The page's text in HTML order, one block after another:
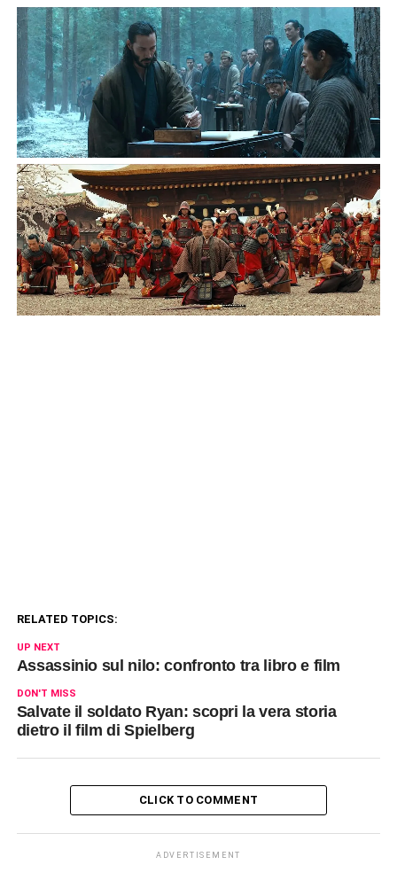
RELATED TOPICS:
UP NEXT
Assassinio sul nilo: confronto tra libro e film
DON'T MISS
Salvate il soldato Ryan: scopri la vera storia
dietro il film di Spielberg
CLICK TO COMMENT
ADVERTISEMENT